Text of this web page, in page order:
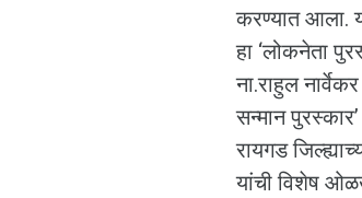
करण्यात आला.
हा ‘लोकनेता
ना.राहुल
सन्मान
रायगड
यांची विशेष